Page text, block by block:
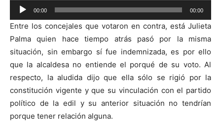
Reproductor
de
audio
00:00 00:00
Entre los concejales que votaron en contra, está Julieta
Palma quien hace tiempo atrás pasó por la misma
situación, sin embargo sí fue indemnizada, es por ello
que la alcaldesa no entiende el porqué de su voto. Al
respecto, la aludida dijo que ella sólo se rigió por la
constitución vigente y que su vinculación con el partido
político de la edil y su anterior situación no tendrían
porque tener relación alguna.